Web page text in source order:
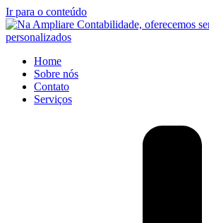
Ir para o conteúdo
Home
Sobre nós
Contato
Serviços